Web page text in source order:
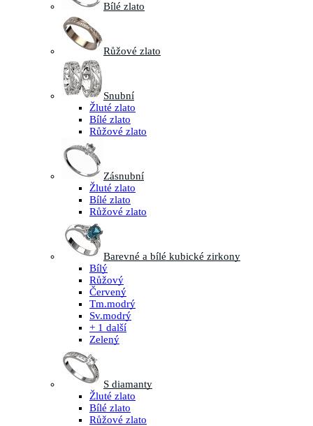
Bílé zlato
Růžové zlato
Snubní
Žluté zlato
Bílé zlato
Růžové zlato
Zásnubní
Žluté zlato
Bílé zlato
Růžové zlato
Barevné a bílé kubické zirkony
Bílý
Růžový
Červený
Tm.modrý
Sv.modrý
+ 1 další
Zelený
S diamanty
Žluté zlato
Bílé zlato
Růžové zlato